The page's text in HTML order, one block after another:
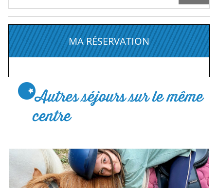
MA RÉSERVATION
Autres séjours sur le même
centre